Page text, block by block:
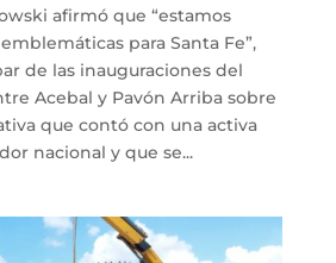
afirmó que “estamos
para Santa Fe”,
de las inauguraciones del
Acebal y Pavón Arriba sobre
que contó con una activa
nacional y que se...